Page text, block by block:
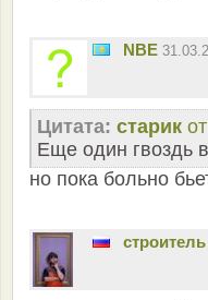
NBE
Цитата: старик от
Еще один гвоздь
но пока больно
строитель